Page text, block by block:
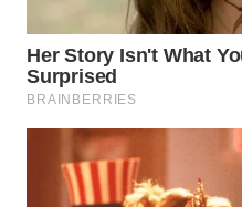
WN
TAPANULI
UTARA
WN
SAMOSIR